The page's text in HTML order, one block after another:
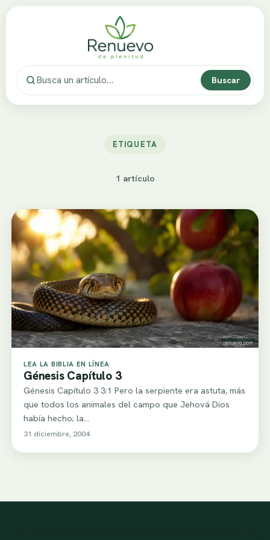
Buscar
ETIQUETA
1 artículo
LEA LA BIBLIA EN LÍNEA
Génesis Capítulo 3
Génesis Capítulo 3 3:1 Pero la serpiente era astuta, más
que todos los animales del campo que Jehová Dios
había hecho; la…
31 diciembre, 2004